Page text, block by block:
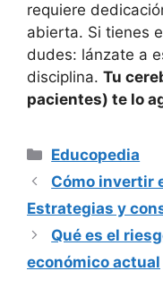
requiere
abierta. Si tienes
dudes: lánzate a
disciplina. Tu
pacientes) te lo
Categorías
Educopedia
Cómo invertir
Estrategias y
Qué es el
económico actual